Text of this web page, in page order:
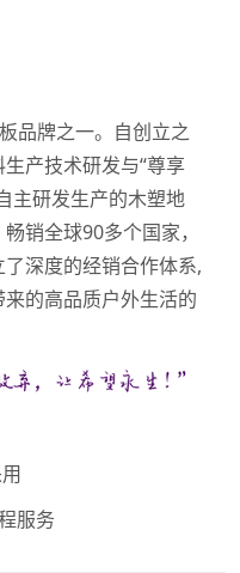
品牌之一。自创立之
产技术研发与“尊享
主研发生产的木塑地
销全球90多个国家，
深度的经销合作体系,
的高品质户外生活的
服务